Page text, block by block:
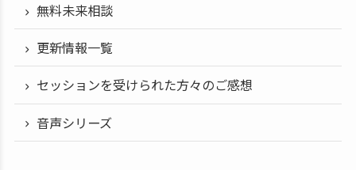
無料未来相談
更新情報一覧
セッションを受けられた方々のご感想
音声シリーズ